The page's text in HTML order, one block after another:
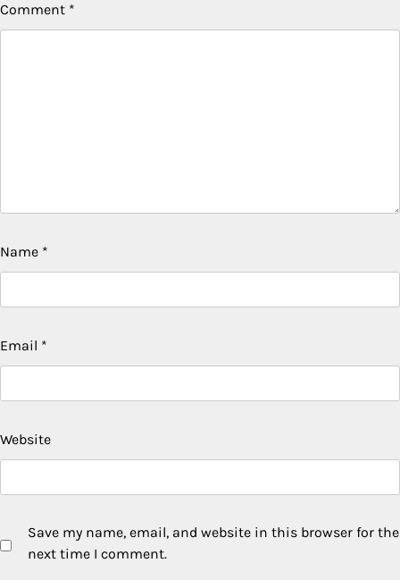
Comment *
Name *
Email *
Website
Save my name, email, and website in this browser for the
next time I comment.